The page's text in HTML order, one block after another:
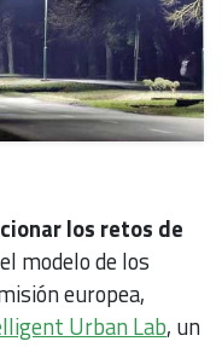
los retos de
modelo de los
europea,
Urban Lab, un